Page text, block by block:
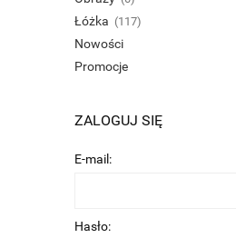
Łóżka (117)
Nowości
Promocje
ZALOGUJ SIĘ
E-mail:
Hasło: